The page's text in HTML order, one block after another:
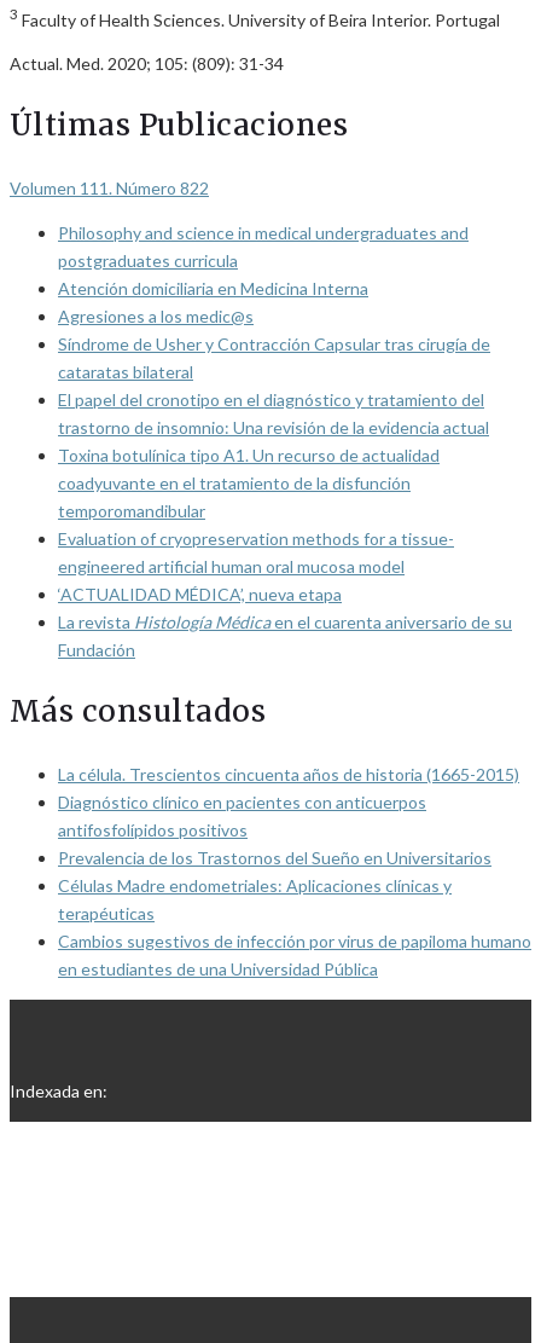
3 Faculty of Health Sciences. University of Beira Interior. Portugal
Actual. Med. 2020; 105: (809): 31-34
Últimas Publicaciones
Volumen 111. Número 822
Philosophy and science in medical undergraduates and
postgraduates curricula
Atención domiciliaria en Medicina Interna
Agresiones a los medic@s
Síndrome de Usher y Contracción Capsular tras cirugía de
cataratas bilateral
El papel del cronotipo en el diagnóstico y tratamiento del
trastorno de insomnio: Una revisión de la evidencia actual
Toxina botulínica tipo A1. Un recurso de actualidad
coadyuvante en el tratamiento de la disfunción
temporomandibular
Evaluation of cryopreservation methods for a tissue-
engineered artificial human oral mucosa model
‘ACTUALIDAD MÉDICA’, nueva etapa
La revista Histología Médicaen el cuarenta aniversario de su
Fundación
Más consultados
La célula. Trescientos cincuenta años de historia (1665-2015)
Diagnóstico clínico en pacientes con anticuerpos
antifosfolípidos positivos
Prevalencia de los Trastornos del Sueño en Universitarios
Células Madre endometriales: Aplicaciones clínicas y
terapéuticas
Cambios sugestivos de infección por virus de papiloma humano
en estudiantes de una Universidad Pública
Indexada en: